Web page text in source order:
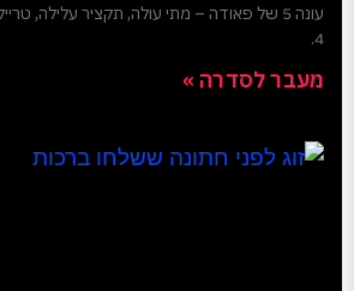
עונה 5 של פאודה – מתי עולה, תקציר עלילה,
4.
מעבר לסדרה »